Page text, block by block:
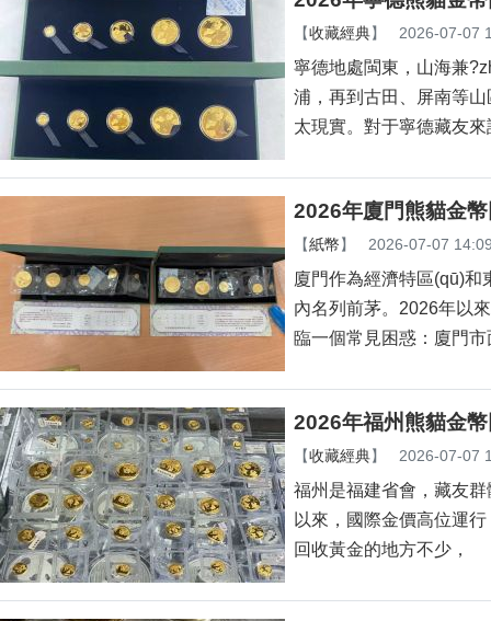
【收藏經典】 2026-07-07
寧德地處閩東，山海兼
浦，再到古田、屏南等
太現實。對于寧德藏友來
2026年廈門熊貓金幣
【紙幣】 2026-07-07
廈門作為經濟特區(qū)和
內名列前茅。2026年以
臨一個常見困惑：廈門市
2026年福州熊貓金
【收藏經典】 2026-07-07
福州是福建省會，藏友
以來，國際金價高位運
回收黃金的地方不少，